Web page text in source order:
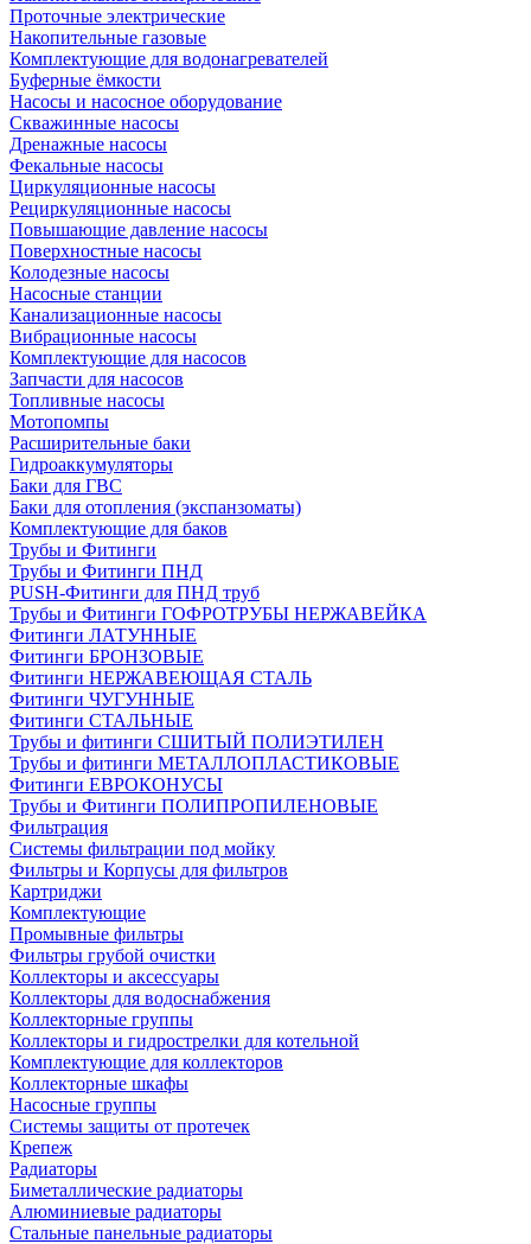
Проточные электрические
Накопительные газовые
Комплектующие для водонагревателей
Буферные ёмкости
Насосы и насосное оборудование
Скважинные насосы
Дренажные насосы
Фекальные насосы
Циркуляционные насосы
Рециркуляционные насосы
Повышающие давление насосы
Поверхностные насосы
Колодезные насосы
Насосные станции
Канализационные насосы
Вибрационные насосы
Комплектующие для насосов
Запчасти для насосов
Топливные насосы
Мотопомпы
Расширительные баки
Гидроаккумуляторы
Баки для ГВС
Баки для отопления (экспанзоматы)
Комплектующие для баков
Трубы и Фитинги
Трубы и Фитинги ПНД
PUSH-Фитинги для ПНД труб
Трубы и Фитинги ГОФРОТРУБЫ НЕРЖАВЕЙКА
Фитинги ЛАТУННЫЕ
Фитинги БРОНЗОВЫЕ
Фитинги НЕРЖАВЕЮЩАЯ СТАЛЬ
Фитинги ЧУГУННЫЕ
Фитинги СТАЛЬНЫЕ
Трубы и фитинги СШИТЫЙ ПОЛИЭТИЛЕН
Трубы и фитинги МЕТАЛЛОПЛАСТИКОВЫЕ
Фитинги ЕВРОКОНУСЫ
Трубы и Фитинги ПОЛИПРОПИЛЕНОВЫЕ
Фильтрация
Системы фильтрации под мойку
Фильтры и Корпусы для фильтров
Картриджи
Комплектующие
Промывные фильтры
Фильтры грубой очистки
Коллекторы и аксессуары
Коллекторы для водоснабжения
Коллекторные группы
Коллекторы и гидрострелки для котельной
Комплектующие для коллекторов
Коллекторные шкафы
Насосные группы
Системы защиты от протечек
Крепеж
Радиаторы
Биметаллические радиаторы
Алюминиевые радиаторы
Стальные панельные радиаторы